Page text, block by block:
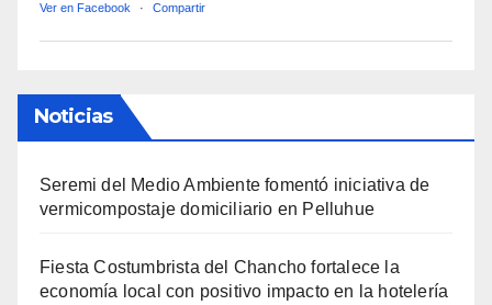
Ver en Facebook · Compartir
Noticias
Seremi del Medio Ambiente fomentó iniciativa de
vermicompostaje domiciliario en Pelluhue
Fiesta Costumbrista del Chancho fortalece la
economía local con positivo impacto en la hotelería